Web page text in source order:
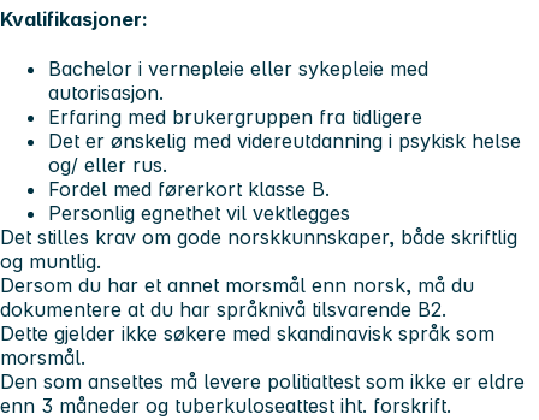
Kvalifikasjoner:
Bachelor i vernepleie eller sykepleie med
autorisasjon.
Erfaring med brukergruppen fra tidligere
Det er ønskelig med videreutdanning i psykisk helse
og/ eller rus.
Fordel med førerkort klasse B.
Personlig egnethet vil vektlegges
Det stilles krav om gode norskkunnskaper, både skriftlig
og muntlig.
Dersom du har et annet morsmål enn norsk, må du
dokumentere at du har språknivå tilsvarende B2.
Dette gjelder ikke søkere med skandinavisk språk som
morsmål.
Den som ansettes må levere politiattest som ikke er eldre
enn 3 måneder og tuberkuloseattest iht. forskrift.